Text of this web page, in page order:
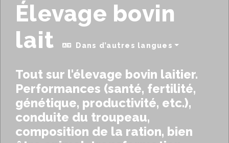
Élevage bovin
lait
Dans d’autres langues
Tout sur l'élevage bovin laitier.
Performances (santé, fertilité,
génétique, productivité, etc.),
conduite du troupeau,
composition de la ration, bien